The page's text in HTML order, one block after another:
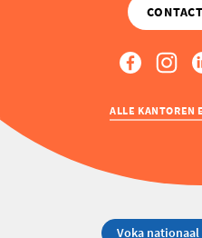
ALLE KANTOREN